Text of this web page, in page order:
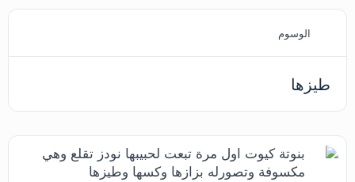
الوسوم
طيزها
بنوتة كيوت اول مرة تبعت لحبيبها نودز تقلع وهي
مكسوفة وتصورله بزازها وكسها وطيزها